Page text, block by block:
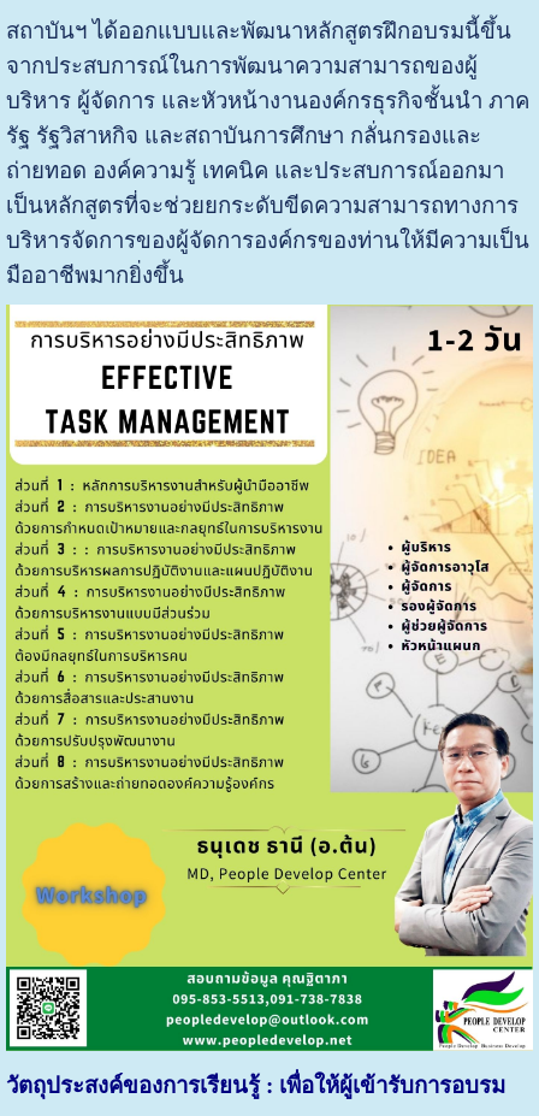
สถาบันฯ ได้ออกแบบและพัฒนาหลักสูตรฝึกอบรมนี้ขึ้น
จากประสบการณ์ในการพัฒนาความสามารถของผู้
บริหาร ผู้จัดการ และหัวหน้างานองค์กรธุรกิจชั้นนำ ภาค
รัฐ รัฐวิสาหกิจ และสถาบันการศึกษา กลั่นกรองและ
ถ่ายทอด องค์ความรู้ เทคนิค และประสบการณ์ออกมา
เป็นหลักสูตรที่จะช่วยยกระดับขีดความสามารถทางการ
บริหารจัดการของผู้จัดการองค์กรของท่านให้มีความเป็น
มืออาชีพมากยิ่งขึ้น
วัตถุประสงค์ของการเรียนรู้ : เพื่อให้ผู้เข้ารับการอบรม